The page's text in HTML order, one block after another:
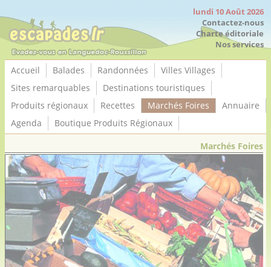
lundi 10 Août 2026
Contactez-nous
Charte éditoriale
Nos services
Accueil Balades Randonnées
Villes Villages
Sites remarquables
Destinations touristiques
Produits régionaux
Recettes Marchés Foires
Annuaire
Agenda
Boutique Produits Régionaux
Marchés Foires